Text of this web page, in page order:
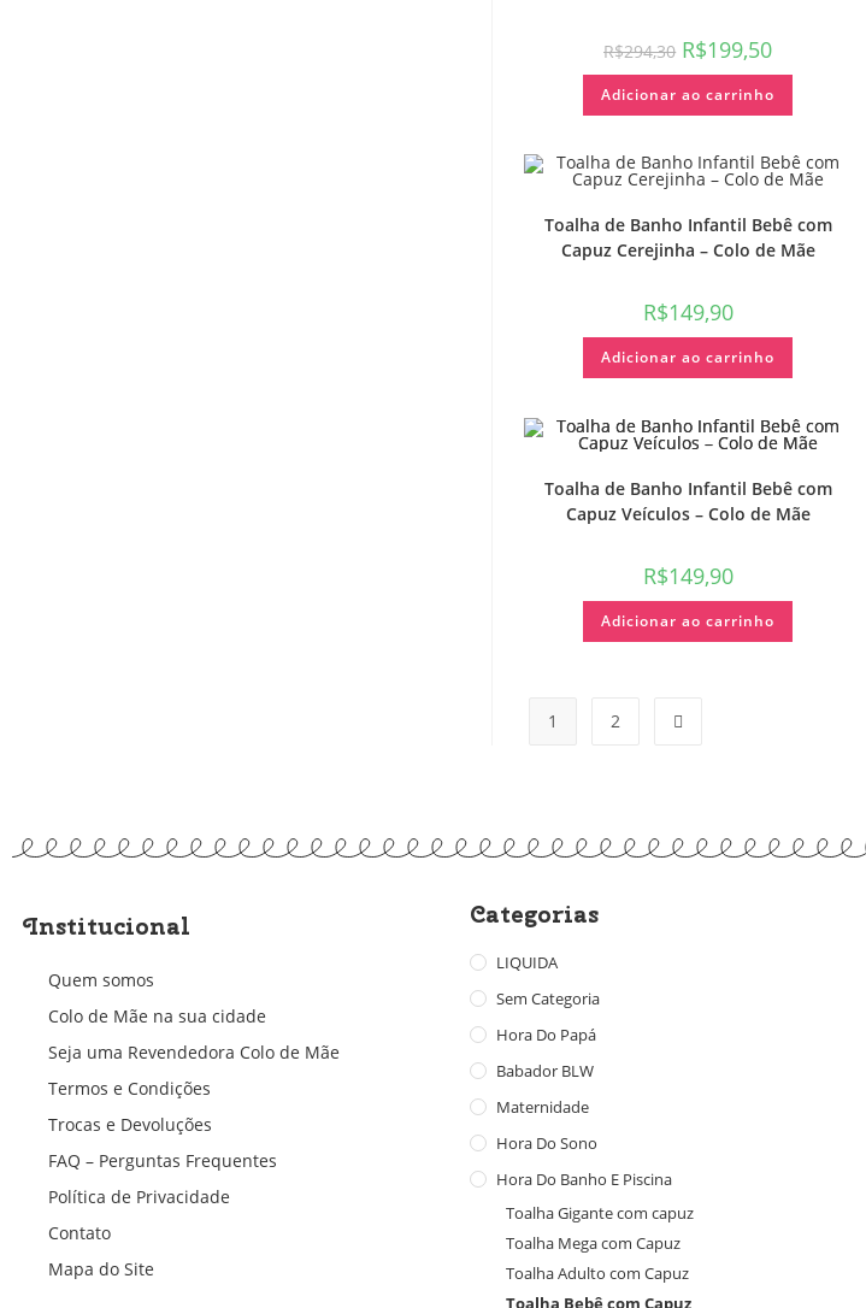
R$294,30 R$199,50
Adicionar ao carrinho
Toalha de Banho Infantil Bebê com
Capuz Cerejinha – Colo de Mãe
R$149,90
Adicionar ao carrinho
Toalha de Banho Infantil Bebê com
Capuz Veículos – Colo de Mãe
R$149,90
Adicionar ao carrinho
1 2
Institucional
Quem somos
Colo de Mãe na sua cidade
Seja uma Revendedora Colo de Mãe
Termos e Condições
Trocas e Devoluções
FAQ – Perguntas Frequentes
Política de Privacidade
Contato
Mapa do Site
Categorias
LIQUIDA
Sem Categoria
Hora Do Papá
Babador BLW
Maternidade
Hora Do Sono
Hora Do Banho E Piscina
Toalha Gigante com capuz
Toalha Mega com Capuz
Toalha Adulto com Capuz
Toalha Bebê com Capuz